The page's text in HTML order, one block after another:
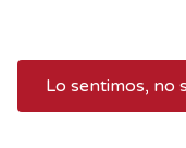
Lo sentimos, no